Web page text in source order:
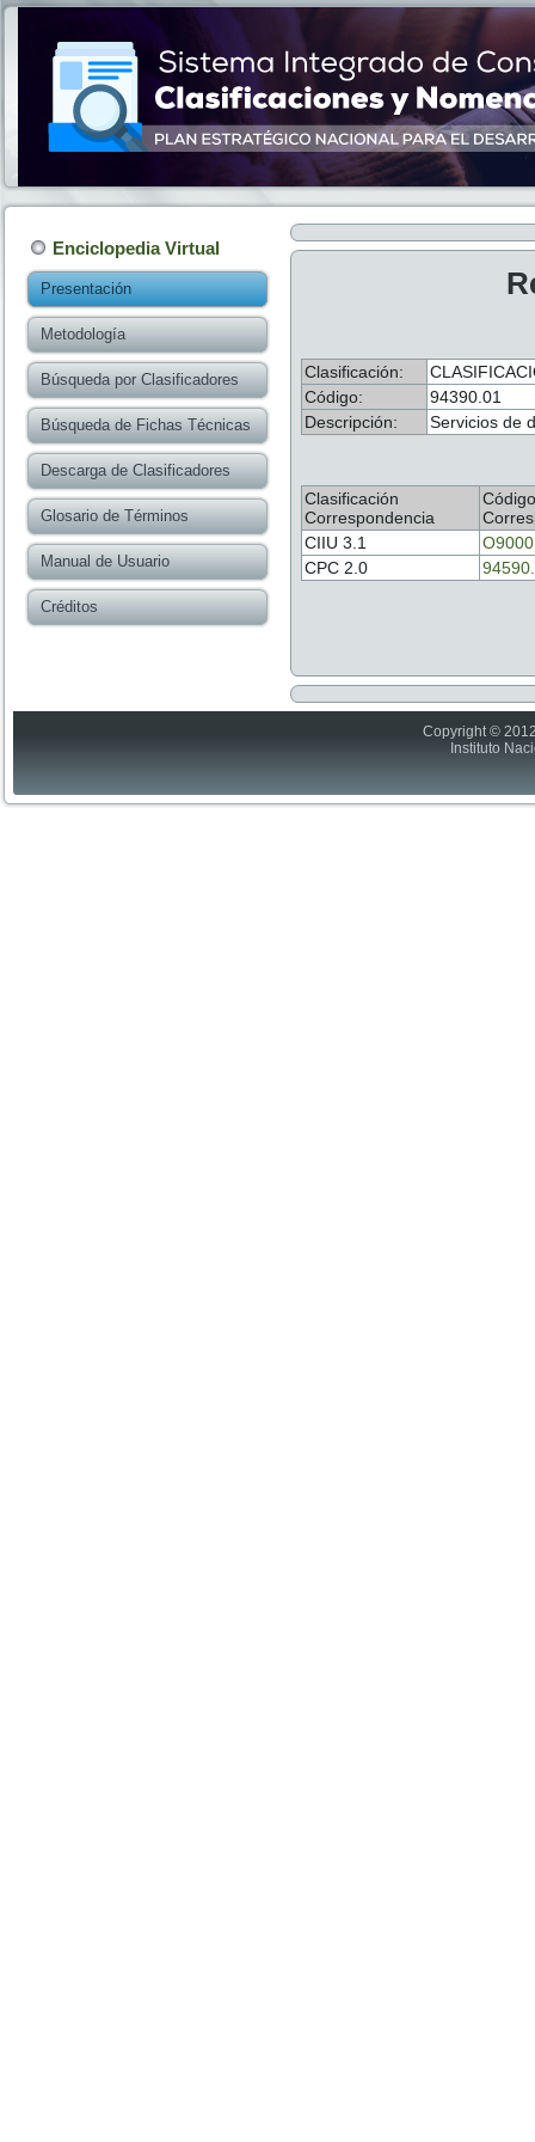
Enciclopedia Virtual
Presentación
Metodología
Búsqueda por Clasificadores
Búsqueda de Fichas Técnicas
Descarga de Clasificadores
Glosario de Términos
Manual de Usuario
Créditos
Clasificación:
Código:
94390.01
Descripción:
Servicios de
Clasificación
Correspondencia
Código
CIIU 3.1
O9000
CPC 2.0
Copyright ©
Instituto